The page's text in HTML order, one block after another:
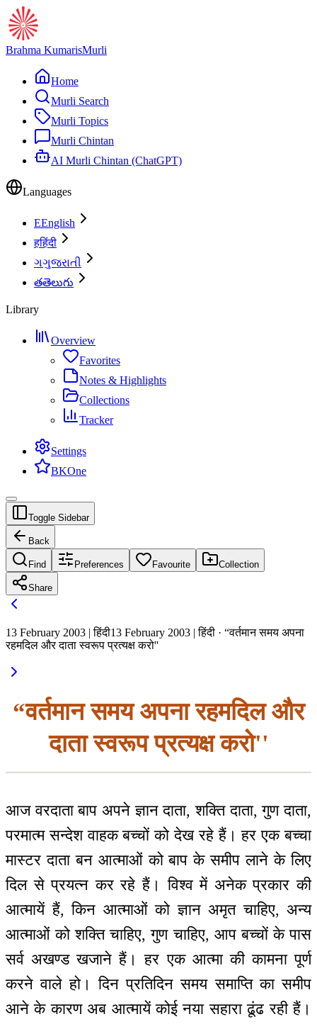
Brahma KumarisMurli
Home
Murli Search
Murli Topics
Murli Chintan
AI Murli Chintan (ChatGPT)
Languages
EEnglish
हहिंदी
ગગુજરાતી
తతెలుగు
Library
Overview
Favorites
Notes & Highlights
Collections
Tracker
Settings
BKOne
Toggle Sidebar
Back
Find Preferences Favourite Collection
Share
13 February 2003 | हिंदी13 February 2003 | हिंदी · “वर्तमान समय अपना
रहमदिल और दाता स्वरूप प्रत्यक्ष करो''
“वर्तमान समय अपना रहमदिल और
दाता स्वरूप प्रत्यक्ष करो''
आज वरदाता बाप अपने ज्ञान दाता, शक्ति दाता, गुण दाता,
परमात्म सन्देश वाहक बच्चों को देख रहे हैं। हर एक बच्चा
मास्टर दाता बन आत्माओं को बाप के समीप लाने के लिए
दिल से प्रयत्न कर रहे हैं। विश्व में अनेक प्रकार की
आत्मायें हैं, किन आत्माओं को ज्ञान अमृत चाहिए, अन्य
आत्माओं को शक्ति चाहिए, गुण चाहिए, आप बच्चों के पास
सर्व अखण्ड खजाने हैं। हर एक आत्मा की कामना पूर्ण
करने वाले हो। दिन प्रतिदिन समय समाप्ति का समीप
आने के कारण अब आत्मायें कोई नया सहारा ढूंढ रही हैं।